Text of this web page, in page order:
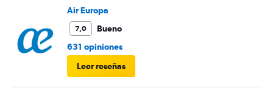
Air Europa
7,0
Bueno
631 opiniones
Leer reseñas